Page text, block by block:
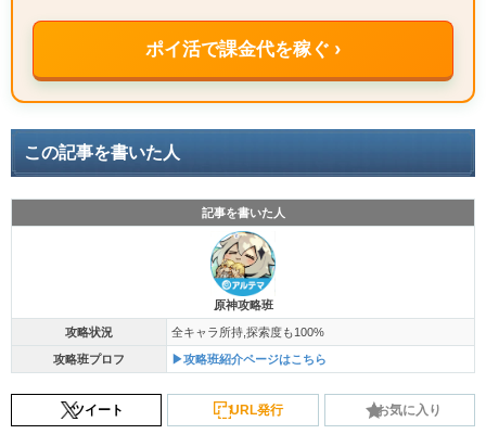
ポイ活で課金代を稼ぐ ›
この記事を書いた人
記事を書いた人
原神攻略班
攻略状況 全キャラ所持,探索度も100%
攻略班プロフ ▶攻略班紹介ページはこちら
ツイート URL発行 お気に入り